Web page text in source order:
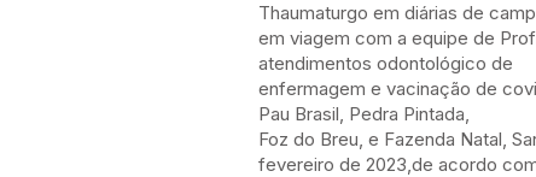
Thaumaturgo em diárias de
em viagem com a equipe de
atendimentos odontológico de
enfermagem e vacinação de
Pau Brasil, Pedra Pintada,
Foz do Breu, e Fazenda Natal,
fevereiro de 2023,de acordo